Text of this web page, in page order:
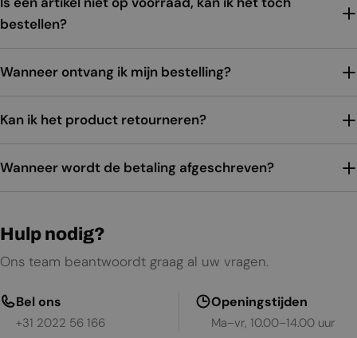
bestellen?
Wanneer ontvang ik mijn bestelling?
Kan ik het product retourneren?
Wanneer wordt de betaling afgeschreven?
Hulp nodig?
Ons team beantwoordt graag al uw vragen.
Bel ons
+31 2022 56 166
Openingstijden
Ma–vr, 10.00–14.00 uur